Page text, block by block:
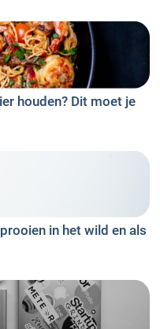
houden? Dit moet je
in het wild en als